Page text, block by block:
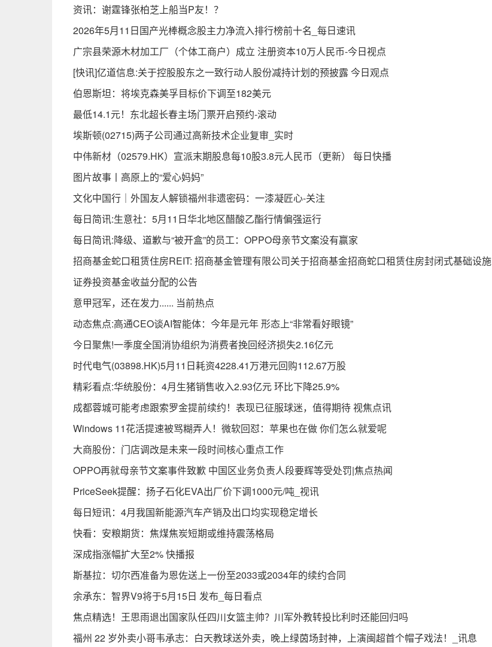
资讯：谢霆锋张柏芝上船当P友！？
2026年5月11日国产光棒概念股主力净流入排行榜前十名_每日速讯
广宗县荣源木材加工厂（个体工商户）成立 注册资本10万人民币-今日视点
[快讯]亿道信息:关于控股股东之一致行动人股份减持计划的预披露 今日观点
伯恩斯坦：将埃克森美孚目标价下调至182美元
最低14.1元！东北超长春主场门票开启预约-滚动
埃斯顿(02715)两子公司通过高新技术企业复审_实时
中伟新材（02579.HK）宣派末期股息每10股3.8元人民币（更新） 每日快播
图片故事丨高原上的“爱心妈妈”
文化中国行｜外国友人解锁福州非遗密码：一漆凝匠心-关注
每日简讯:生意社：5月11日华北地区醋酸乙酯行情偏强运行
每日简讯:降级、道歉与“被开盒”的员工：OPPO母亲节文案没有赢家
招商基金蛇口租赁住房REIT: 招商基金管理有限公司关于招商基金招商蛇口租赁住房封闭式基础设施
证券投资基金收益分配的公告
意甲冠军，还在发力...... 当前热点
动态焦点:高通CEO谈AI智能体：今年是元年 形态上“非常看好眼镜”
今日聚焦!一季度全国消协组织为消费者挽回经济损失2.16亿元
时代电气(03898.HK)5月11日耗资4228.41万港元回购112.67万股
精彩看点:华统股份：4月生猪销售收入2.93亿元 环比下降25.9%
成都蓉城可能考虑跟索罗金提前续约！表现已征服球迷，值得期待 视焦点讯
Windows 11花活提速被骂糊弄人！微软回怼：苹果也在做 你们怎么就爱呢
大商股份：门店调改是未来一段时间核心重点工作
OPPO再就母亲节文案事件致歉 中国区业务负责人段要辉等受处罚|焦点热闻
PriceSeek提醒：扬子石化EVA出厂价下调1000元/吨_视讯
每日短讯：4月我国新能源汽车产销及出口均实现稳定增长
快看：安粮期货：焦煤焦炭短期或维持震荡格局
深成指涨幅扩大至2% 快播报
斯基拉：切尔西准备为恩佐送上一份至2033或2034年的续约合同
余承东：智界V9将于5月15日 发布_每日看点
焦点精选！王思雨退出国家队任四川女篮主帅？川军外教转投比利时还能回归吗
福州 22 岁外卖小哥韦承志：白天教球送外卖，晚上绿茵场封神，上演闽超首个帽子戏法！_讯息